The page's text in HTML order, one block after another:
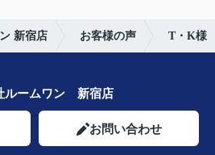
新宿店 お客様の声 T・K様
ルームワン 新宿店
お問い合わせ